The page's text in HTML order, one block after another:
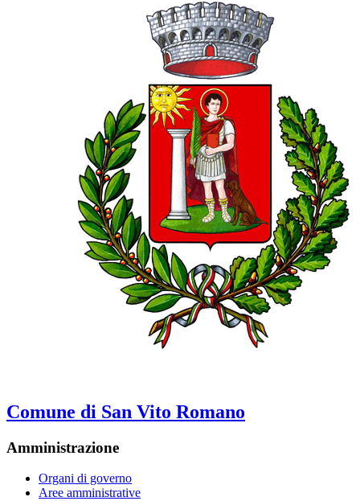
Comune di San Vito Romano
Amministrazione
Organi di governo
Aree amministrative